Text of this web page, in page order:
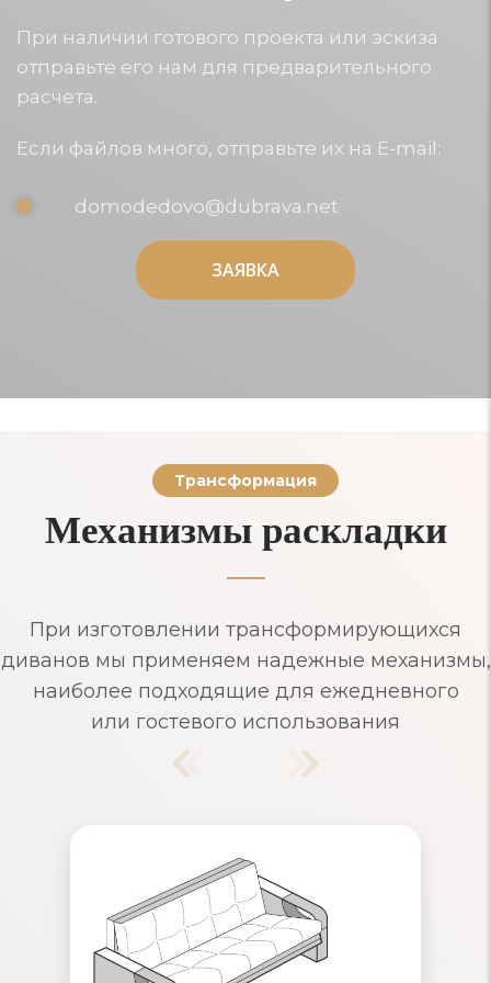
При наличии готового проекта или эскиза
отправьте его нам для предварительного
расчета.
Если файлов много, отправьте их на E-mail:
domodedovo@dubrava.net
ЗАЯВКА
ЗАЯВКА
Трансформация
Механизмы раскладки
При изготовлении трансформирующихся
диванов мы применяем надежные механизмы,
наиболее подходящие для ежедневного
или гостевого использования
Диваны Аккордеон
Надежный механизм раскладывания,
рассчитанный на ежедневное